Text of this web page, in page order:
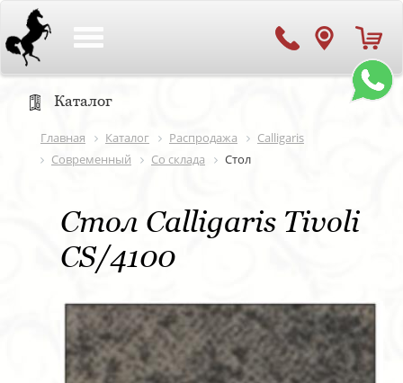
Каталог
Главная Каталог Распродажа
Calligaris
Современный
Со склада Стол
Стол Calligaris Tivoli
CS/4100